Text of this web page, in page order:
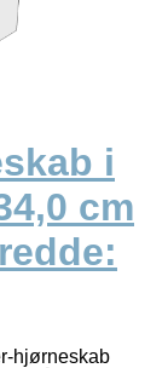
i
cm
hjørneskab